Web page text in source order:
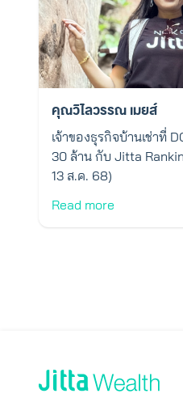
คุณวิไลวรรณ เมยส์
เจ้าของธุรกิจบ้านเช่าที่
30 ล้าน กับ Jitta
13 ส.ค. 68)
Read more